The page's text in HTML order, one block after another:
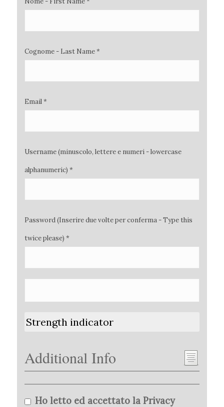
Cognome - Last Name *
Email *
Username (minuscolo, lettere e numeri - lowercase
alphanumeric) *
Password (Inserire due volte per conferma - Type this
twice please) *
Strength indicator
Additional Info
Ho letto ed accettato la Privacy